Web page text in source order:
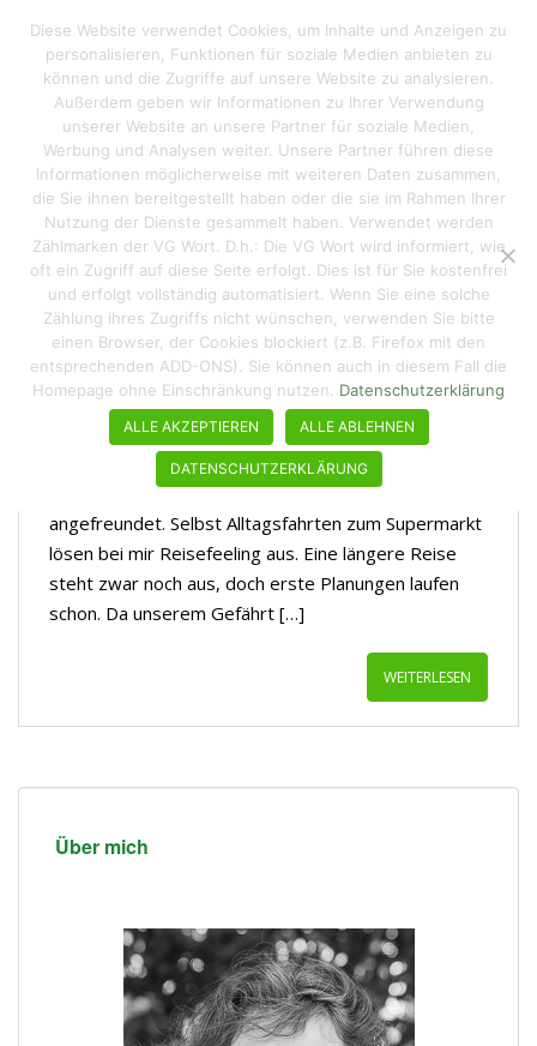
Reisen macht hungrig
Schlagwort:Komfort
Bulli und Komfort? – lässt
sich einrichten
03/02/2023 Kommentar hinterlassen
Bulli und Komfort schließt sich nicht aus. Ursprünglich
waren wir ja an einem "richtigen" Wohnmobil
interessiert, doch dann kam alles anders. Inzwischen
haben wir uns mit unserem Türchenmobil super gut
angefreundet. Selbst Alltagsfahrten zum Supermarkt
lösen bei mir Reisefeeling aus. Eine längere Reise
steht zwar noch aus, doch erste Planungen laufen
schon. Da unserem Gefährt […]
WEITERLESEN
Über mich
Diese Website verwendet Cookies, um Inhalte und Anzeigen zu
personalisieren, Funktionen für soziale Medien anbieten zu
können und die Zugriffe auf unsere Website zu analysieren.
Außerdem geben wir Informationen zu Ihrer Verwendung
unserer Website an unsere Partner für soziale Medien,
Werbung und Analysen weiter. Unsere Partner führen diese
Informationen möglicherweise mit weiteren Daten zusammen,
die Sie ihnen bereitgestellt haben oder die sie im Rahmen Ihrer
Nutzung der Dienste gesammelt haben. Verwendet werden
Zählmarken der VG Wort. D.h.: Die VG Wort wird informiert, wie
oft ein Zugriff auf diese Seite erfolgt. Dies ist für Sie kostenfrei
und erfolgt vollständig automatisiert. Wenn Sie eine solche
Zählung ihres Zugriffs nicht wünschen, verwenden Sie bitte
einen Browser, der Cookies blockiert (z.B. Firefox mit den
entsprechenden ADD-ONS). Sie können auch in diesem Fall die
Homepage ohne Einschränkung nutzen. Datenschutzerklärung
ALLE AKZEPTIEREN ALLE ABLEHNEN
DATENSCHUTZERKLÄRUNG